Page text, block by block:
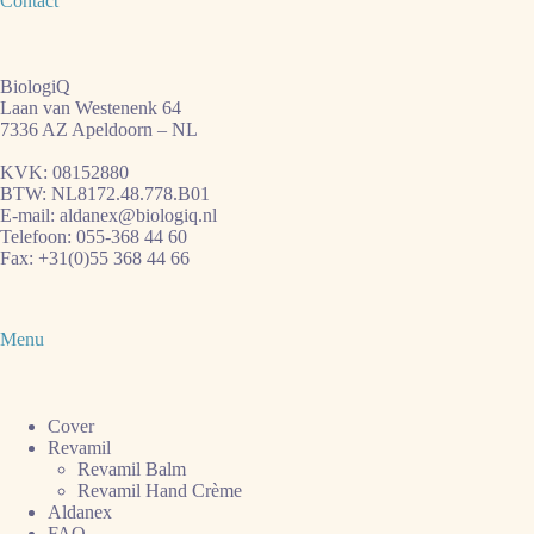
BiologiQ
Laan van Westenenk 64
7336 AZ Apeldoorn – NL
KVK: 08152880
BTW: NL8172.48.778.B01
E-mail: aldanex@biologiq.nl
Telefoon: 055-368 44 60
Fax: +31(0)55 368 44 66
Menu
Cover
Revamil
Revamil Balm
Revamil Hand Crème
Aldanex